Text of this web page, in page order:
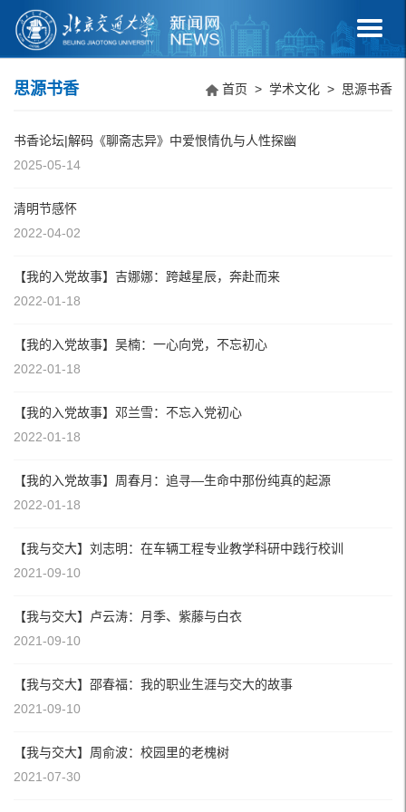
思源书香 首页 > 学术文化 > 思源书香
书香论坛|解码《聊斋志异》中爱恨情仇与人性探幽
2025-05-14
清明节感怀
2022-04-02
【我的入党故事】吉娜娜：跨越星辰，奔赴而来
2022-01-18
【我的入党故事】吴楠：一心向党，不忘初心
2022-01-18
【我的入党故事】邓兰雪：不忘入党初心
2022-01-18
【我的入党故事】周春月：追寻—生命中那份纯真的起源
2022-01-18
【我与交大】刘志明：在车辆工程专业教学科研中践行校训
2021-09-10
【我与交大】卢云涛：月季、紫藤与白衣
2021-09-10
【我与交大】邵春福：我的职业生涯与交大的故事
2021-09-10
【我与交大】周俞波：校园里的老槐树
2021-07-30